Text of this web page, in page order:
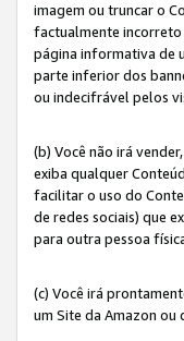
imagem ou truncar o
factualmente incorreto
página informativa de
parte inferior dos
ou indecifrável pelos
(b) Você não irá
exiba qualquer
facilitar o uso do
de redes sociais) que
para outra pessoa
(c) Você irá
um Site da Amazon ou